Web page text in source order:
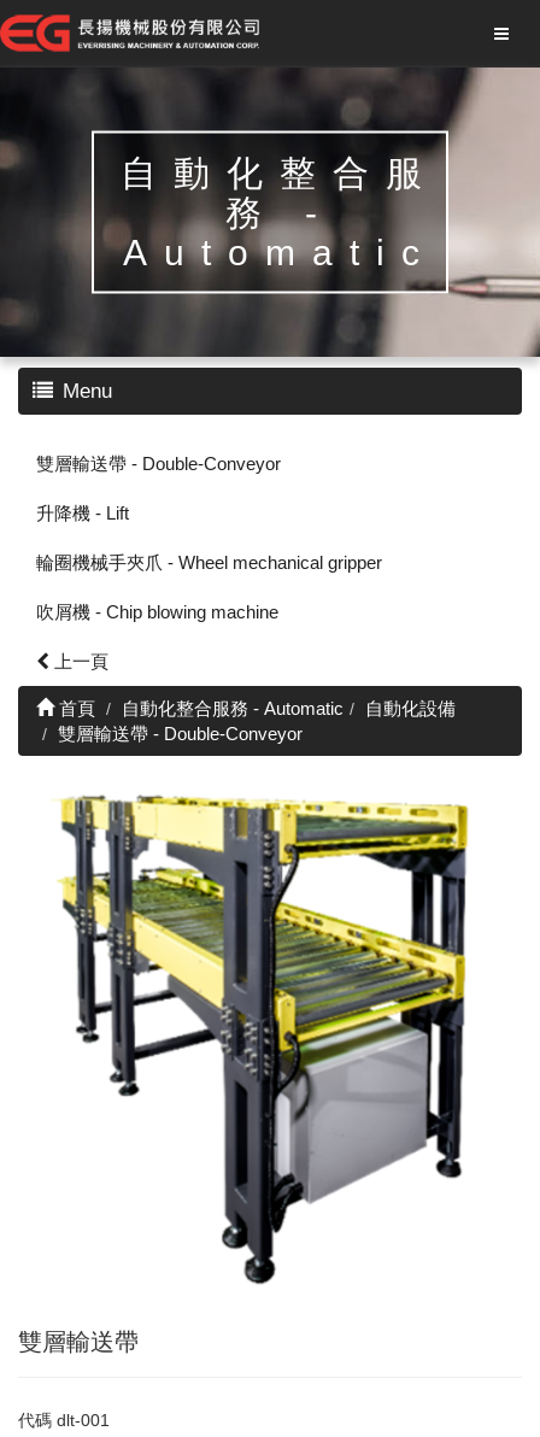
自動化整合服
務 -
Automatic
Menu
雙層輸送帶 - Double-Conveyor
升降機 - Lift
輪圈機械手夾爪 - Wheel mechanical gripper
吹屑機 - Chip blowing machine
上一頁
首頁 自動化整合服務 - Automatic
自動化設備
雙層輸送帶 - Double-Conveyor
雙層輸送帶
代碼 dlt-001